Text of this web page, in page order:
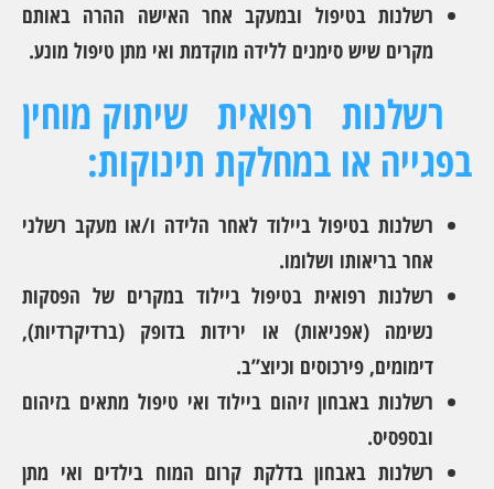
רשלנות בטיפול ובמעקב אחר האישה ההרה באותם
מקרים שיש סימנים ללידה מוקדמת ואי מתן טיפול מונע.
רשלנות רפואית שיתוק מוחין
בפגייה או במחלקת תינוקות:
רשלנות בטיפול ביילוד לאחר הלידה ו/או מעקב רשלני
אחר בריאותו ושלומו.
רשלנות רפואית בטיפול ביילוד במקרים של הפסקות
נשימה (אפניאות) או ירידות בדופק (ברדיקרדיות),
דימומים, פירכוסים וכיוצ”ב.
רשלנות באבחון זיהום ביילוד ואי טיפול מתאים בזיהום
ובספסיס.
רשלנות באבחון בדלקת קרום המוח בילדים ואי מתן